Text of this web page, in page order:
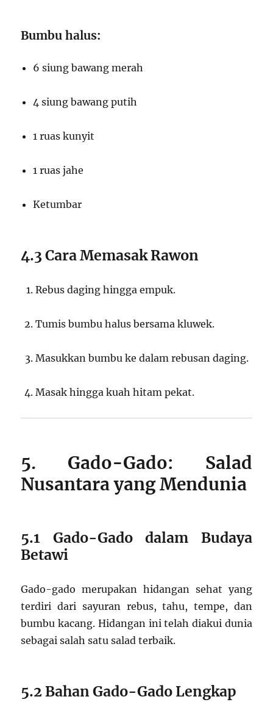
Bumbu halus:
6 siung bawang merah
4 siung bawang putih
1 ruas kunyit
1 ruas jahe
Ketumbar
4.3 Cara Memasak Rawon
Rebus daging hingga empuk.
Tumis bumbu halus bersama kluwek.
Masukkan bumbu ke dalam rebusan daging.
Masak hingga kuah hitam pekat.
5. Gado-Gado: Salad
Nusantara yang Mendunia
5.1 Gado-Gado dalam Budaya
Betawi
Gado-gado merupakan hidangan sehat yang
terdiri dari sayuran rebus, tahu, tempe, dan
bumbu kacang. Hidangan ini telah diakui dunia
sebagai salah satu salad terbaik.
5.2 Bahan Gado-Gado Lengkap